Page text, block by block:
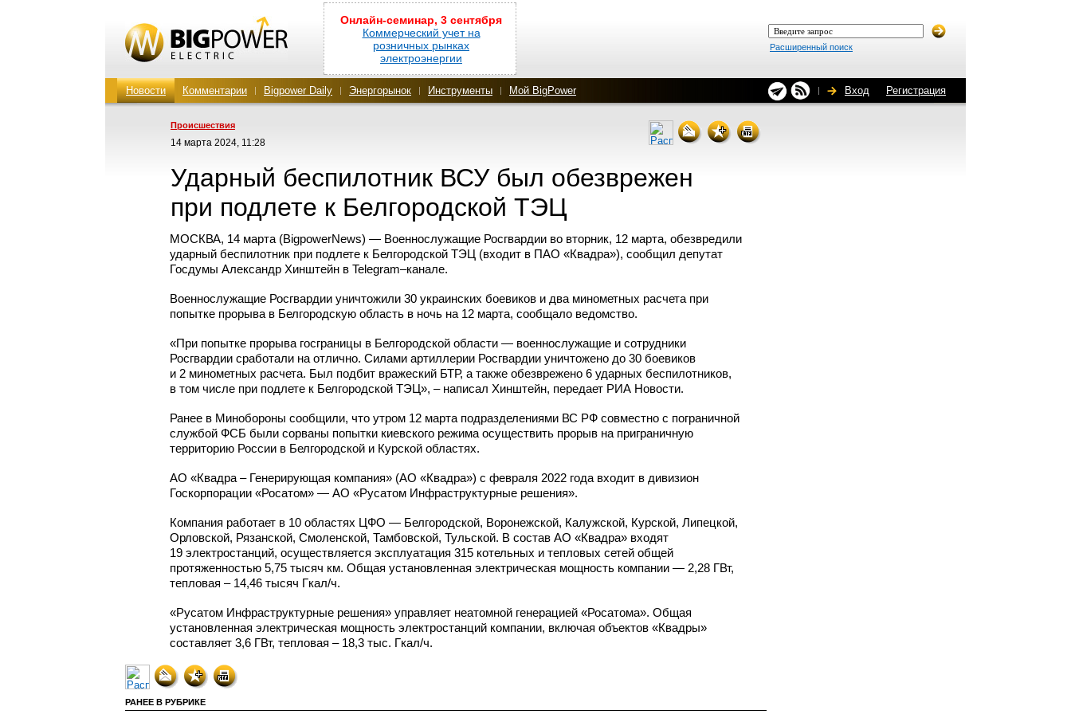
Онлайн-семинар, 3 сентября
Коммерческий учет на
розничных рынках
электроэнергии
Расширенный поиск
Новости Комментарии Bigpower Daily Энергорынок Инструменты Мой BigPower Вход Регистрация
Проиcшествия
14 марта 2024, 11:28
Ударный беспилотник ВСУ был обезврежен
при подлете к Белгородской ТЭЦ
МОСКВА, 14 марта (BigpowerNews) — Военнослужащие Росгвардии во вторник, 12 марта, обезвредили
ударный беспилотник при подлете к Белгородской ТЭЦ (входит в ПАО «Квадра»), сообщил депутат
Госдумы Александр Хинштейн в Telegram–канале.
Военнослужащие Росгвардии уничтожили 30 украинских боевиков и два минометных расчета при
попытке прорыва в Белгородскую область в ночь на 12 марта, сообщало ведомство.
«При попытке прорыва госграницы в Белгородской области — военнослужащие и сотрудники
Росгвардии сработали на отлично. Силами артиллерии Росгвардии уничтожено до 30 боевиков
и 2 минометных расчета. Был подбит вражеский БТР, а также обезврежено 6 ударных беспилотников,
в том числе при подлете к Белгородской ТЭЦ», – написал Хинштейн, передает РИА Новости.
Ранее в Минобороны сообщили, что утром 12 марта подразделениями ВС РФ совместно с пограничной
службой ФСБ были сорваны попытки киевского режима осуществить прорыв на приграничную
территорию России в Белгородской и Курской областях.
АО «Квадра – Генерирующая компания» (АО «Квадра») с февраля 2022 года входит в дивизион
Госкорпорации «Росатом» — АО «Русатом Инфраструктурные решения».
Компания работает в 10 областях ЦФО — Белгородской, Воронежской, Калужской, Курской, Липецкой,
Орловской, Рязанской, Смоленской, Тамбовской, Тульской. В состав АО «Квадра» входят
19 электростанций, осуществляется эксплуатация 315 котельных и тепловых сетей общей
протяженностью 5,75 тысяч км. Общая установленная электрическая мощность компании — 2,28 ГВт,
тепловая – 14,46 тысяч Гкал/ч.
«Русатом Инфраструктурные решения» управляет неатомной генерацией «Росатома». Общая
установленная электрическая мощность электростанций компании, включая объектов «Квадры»
составляет 3,6 ГВт, тепловая – 18,3 тыс. Гкал/ч.
РАНЕЕ В РУБРИКЕ